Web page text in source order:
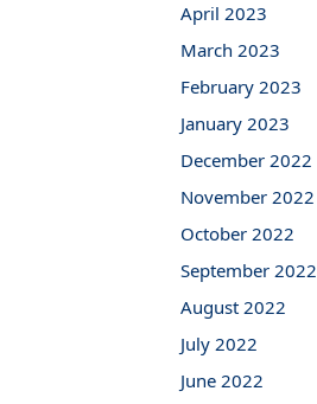
April 2023
March 2023
February 2023
January 2023
December 2022
November 2022
October 2022
September 2022
August 2022
July 2022
June 2022